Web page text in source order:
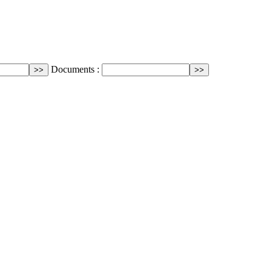
Documents :